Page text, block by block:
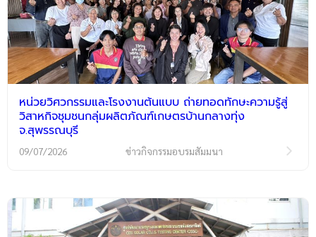
หน่วยวิศวกรรมและโรงงานต้นแบบ ถ่ายทอดทักษะความรู้สู่
วิสาหกิจชุมชนกลุ่มผลิตภัณฑ์เกษตรบ้านกลางทุ่ง
จ.สุพรรณบุรี
09/07/2026 ข่าวกิจกรรมอบรมสัมมนา